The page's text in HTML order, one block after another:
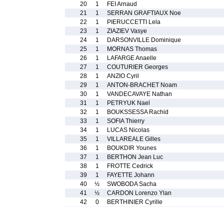
20
1
FEI Arnaud
21
1
SERRAN GRAFTIAUX Noe
22
1
PIERUCCETTI Lela
23
1
ZIAZIEV Vasye
24
1
DARSONVILLE Dominique
25
1
MORNAS Thomas
26
1
LAFARGE Anaelle
27
1
COUTURIER Georges
28
1
ANZIO Cyril
29
1
ANTON-BRACHET Noam
30
1
VANDECAVAYE Nathan
31
1
PETRYUK Nael
32
1
BOUKSSESSA Rachid
33
1
SOFIA Thierry
34
1
LUCAS Nicolas
35
1
VILLAREALE Gilles
36
1
BOUKDIR Younes
37
1
BERTHON Jean Luc
38
1
FROTTE Cedrick
39
1
FAYETTE Johann
40
½
SWOBODA Sacha
41
½
CARDON Lorenzo Ylan
42
0
BERTHINIER Cyrille